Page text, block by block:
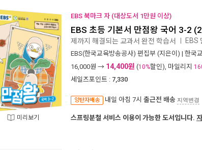
미리보기
EBS 북마크 자 (대상도서 1만원 이상)
EBS 초등 기본서 만점왕 국어 3-2
제까지 해결되는 교과서 완전 학습서 EBS
EBS(한국교육방송공사) 편집부 (지은이) | 한국
16,000원 → 14,400원 (10%할인), 마일리지
세일즈포인트 : 7,330
양탄자배송 내일 아침 7시 출근전 배송 지역변경
스프링분철 서비스 이용이 가능한 도서입니다.